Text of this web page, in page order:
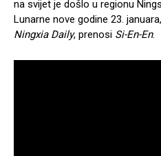
na svijet je došlo u regionu
Lunarne nove godine 23.
Ningxia Daily, prenosi Si-En-En.